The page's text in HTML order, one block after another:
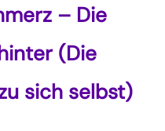
– Die
(Die
sich selbst)